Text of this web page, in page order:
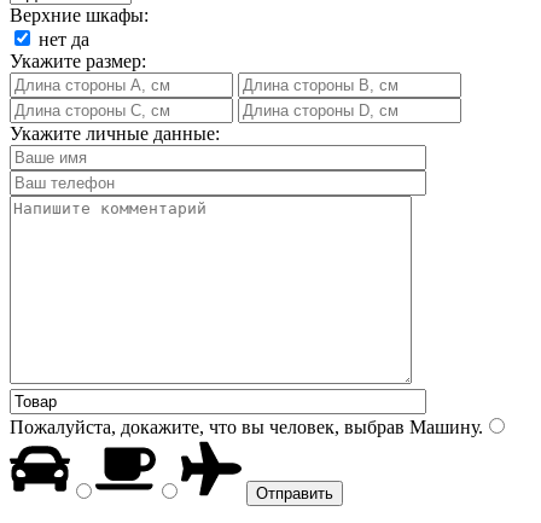
Верхние шкафы:
нет да
Укажите размер:
Укажите личные данные:
Пожалуйста, докажите, что вы человек, выбрав Машину.